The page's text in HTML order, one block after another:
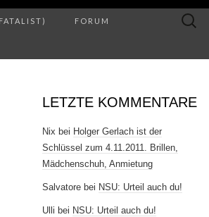
FORUM
Suche
LETZTE KOMMENTARE
Nix bei Holger Gerlach ist der
Schlüssel zum 4.11.2011. Brillen,
Mädchenschuh, Anmietung
Salvatore bei NSU: Urteil auch du!
Ulli bei NSU: Urteil auch du!